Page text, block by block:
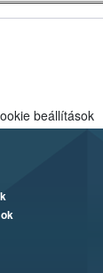
beállítások